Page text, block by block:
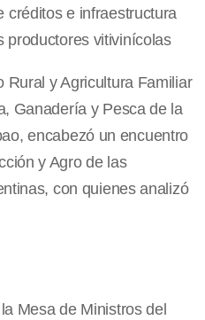
créditos e infraestructura
productores vitivinícolas
Rural y Agricultura Familiar
Ganadería y Pesca de la
encabezó un encuentro
y Agro de las
con quienes analizó
Mesa de Ministros del